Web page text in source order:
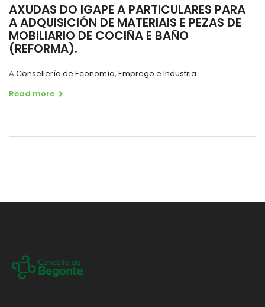
AXUDAS DO IGAPE A PARTICULARES PARA
A ADQUISICIÓN DE MATERIAIS E PEZAS DE
MOBILIARIO DE COCIÑA E BAÑO
(REFORMA).
A Consellería de Economía, Emprego e Industria.
Read more